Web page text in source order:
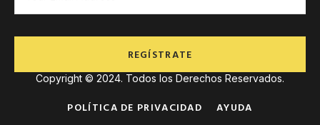
REGÍSTRATE
Copyright © 2024. Todos los Derechos Reservados.
POLÍTICA DE PRIVACIDAD AYUDA